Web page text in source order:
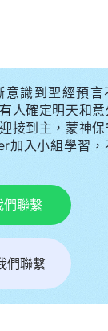
識到聖經預言
人確定明天和意
接到主，蒙神
加入小組學習，
聯繫
們聯繫